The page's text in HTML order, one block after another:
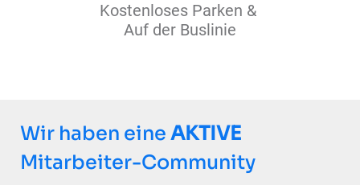
Kostenloses Parken &
Auf der Buslinie
Wir haben eine AKTIVE
Mitarbeiter-Community